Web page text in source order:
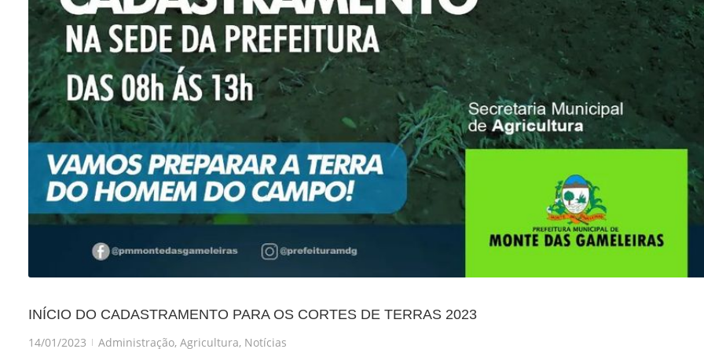
INÍCIO DO CADASTRAMENTO PARA OS CORTES DE TERRAS 2023
14/01/2023 | Administração, Agricultura, Notícias